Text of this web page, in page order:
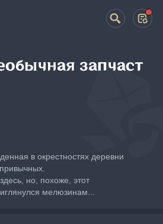
запчаст
в окрестностях деревни
но, похоже, этот
мелюзинам...